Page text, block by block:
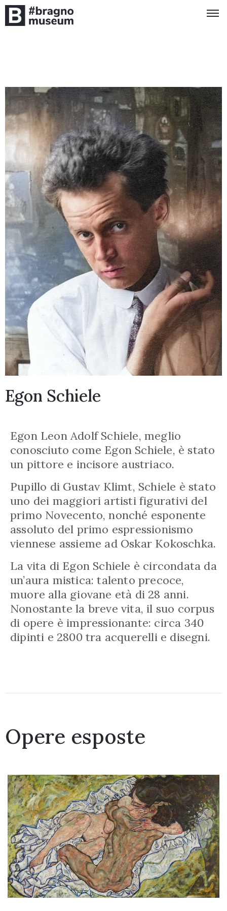
Egon Schiele
Egon Leon Adolf Schiele, meglio
conosciuto come Egon Schiele, è stato
un pittore e incisore austriaco.
Pupillo di Gustav Klimt, Schiele è stato
uno dei maggiori artisti figurativi del
primo Novecento, nonché esponente
assoluto del primo espressionismo
viennese assieme ad Oskar Kokoschka.
La vita di Egon Schiele è circondata da
un’aura mistica: talento precoce,
muore alla giovane età di 28 anni.
Nonostante la breve vita, il suo corpus
di opere è impressionante: circa 340
dipinti e 2800 tra acquerelli e disegni.
Opere esposte